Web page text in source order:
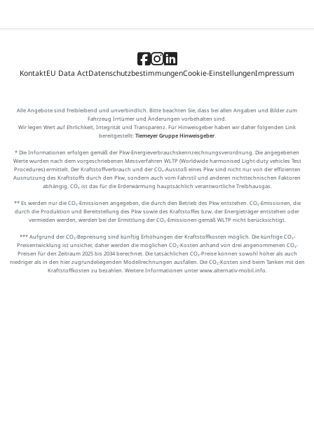
KontaktEU Data ActDatenschutzbestimmungenCookie-EinstellungenImpressum
Alle Angebote sind freibleibend und unverbindlich. Bitte beachten Sie, dass bei allen Angaben und Bilder zum
Fahrzeug Irrtümer und Änderungen vorbehalten sind.
Wir legen Wert auf Ehrlichkeit, Integrität und Transparenz. Für Hinweisgeber haben wir daher folgenden Link
bereitgestellt: Tiemeyer Gruppe Hinweisgeber.
* Die Informationen erfolgen gemäß der Pkw-Energieverbrauchskennzeichnungsverordnung. Die angegebenen
Werte wurden nach dem vorgeschriebenen Messverfahren WLTP (Worldwide harmonised Light-duty vehicles Test
Procedures) ermittelt. Der Kraftstoffverbrauch und der CO₂-Ausstoß eines Pkw sind nicht nur von der effizienten
Ausnutzung des Kraftstoffs durch den Pkw, sondern auch vom Fahrstil und anderen nichttechnischen Faktoren
abhängig. CO₂ ist das für die Erderwärmung hauptsächlich verantwortliche Treibhausgas.
** Es werden nur die CO₂-Emissionen angegeben, die durch den Betrieb des Pkw entstehen. CO₂-Emissionen, die
durch die Produktion und Bereitstellung des Pkw sowie des Kraftstoffes bzw. der Energieträger entstehen oder
vermieden werden, werden bei der Ermittlung der CO₂-Emissionen gemäß WLTP nicht berücksichtigt.
*** Aufgrund der CO₂-Bepreisung sind künftig Erhöhungen der Kraftstoffkosten möglich. Die künftige CO₂-
Preisentwicklung ist unsicher, daher werden die möglichen CO₂-Kosten anhand von drei angenommenen CO₂-
Preisen für den Zeitraum 2025 bis 2034 berechnet. Die tatsächlichen CO₂-Preise können sowohl höher als auch
niedriger als in den hier zugrundeliegenden Modellrechnungen ausfallen. Die CO₂-Kosten sind beim Tanken mit den
Kraftstoffkosten zu bezahlen. Weitere Informationen unter www.alternativ-mobil.info.